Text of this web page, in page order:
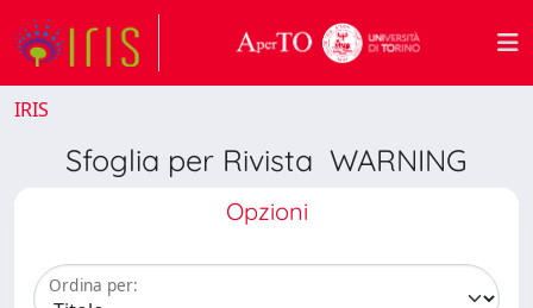
IRIS
Sfoglia per Rivista WARNING
Opzioni
Ordina per: